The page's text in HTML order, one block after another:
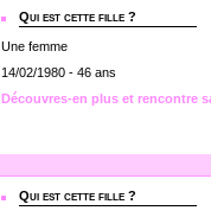
Qui est cette fille ?
Une femme
14/02/1980 - 46 ans
Découvres-en plus et rencontre
Qui est cette fille ?